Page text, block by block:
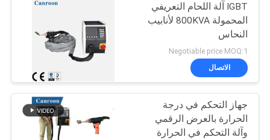
IGBT آلة اللحام التعريفي
المحمولة 800KVA لأنابيب
النحاس
Negotiable price MOQ:1
الاتصال
جهاز التحكم في درجة
الحرارة بالعرض الرقمي
وآلة التحكم في الحرارة